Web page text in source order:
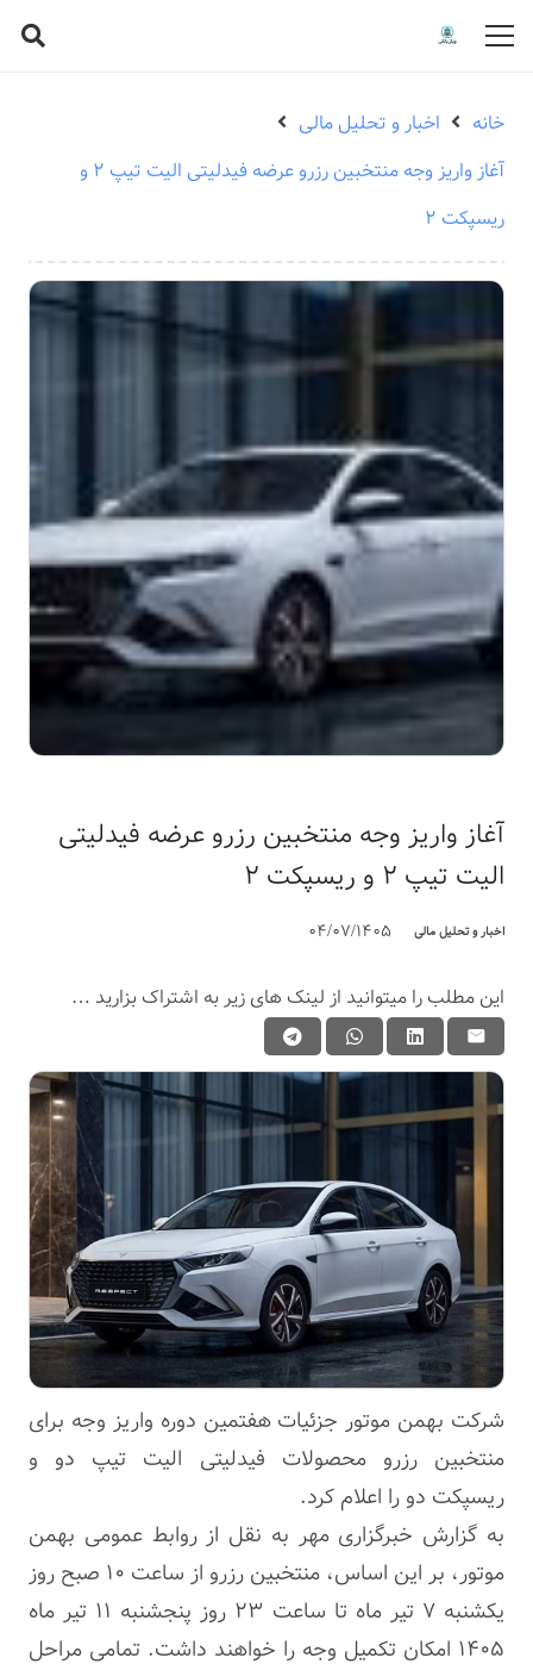
خانه
اخبار و تحلیل مالی
آغاز واریز وجه منتخبین رزرو عرضه فیدلیتی الیت تیپ ۲ و
ریسپکت ۲
آغاز واریز وجه منتخبین رزرو عرضه فیدلیتی
الیت تیپ ۲ و ریسپکت ۲
اخبار و تحلیل مالی 04/07/1405
این مطلب را میتوانید از لینک های زیر به اشتراک بزارید …
شرکت بهمن موتور جزئیات هفتمین دوره واریز وجه برای
منتخبین رزرو محصولات فیدلیتی الیت تیپ دو و
ریسپکت دو را اعلام کرد.
به گزارش خبرگزاری مهر به نقل از روابط عمومی بهمن
موتور، بر این اساس، منتخبین رزرو از ساعت ۱۰ صبح روز
یکشنبه ۷ تیر ماه تا ساعت ۲۳ روز پنجشنبه ۱۱ تیر ماه
۱۴۰۵ امکان تکمیل وجه را خواهند داشت. تمامی مراحل